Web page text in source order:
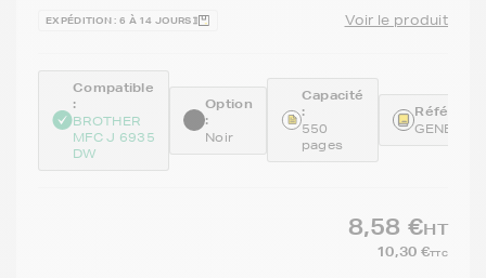
EXPÉDITION : 6 À 14 JOURS Voir le produit
Compatible
:
BROTHER
MFC J 6935
DW
Option
:
Noir
Capacité
:
550
pages
8,58 €HT
10,30 €TTC